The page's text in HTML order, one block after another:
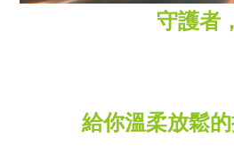
守護者，
給你溫柔放鬆